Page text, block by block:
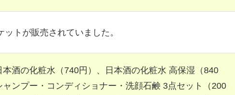
トが販売されていました。
酒の化粧水（740円）、日本酒の化粧水 高保湿（840
ンプー・コンディショナー・洗顔石鹸 3点セット（200